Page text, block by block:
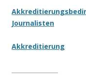
Journalisten
Akkreditierung